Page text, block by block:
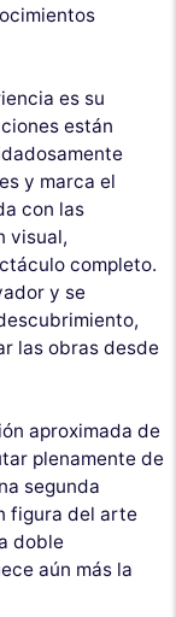
es su
están
y marca el
con las
visual,
completo.
y se
las obras desde
aproximada de
plenamente de
segunda
figura del arte
doble
aún más la